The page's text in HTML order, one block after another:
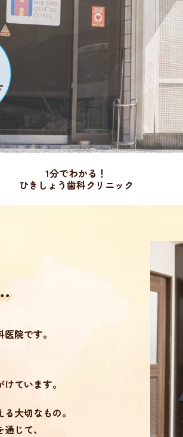
1分でわかる！
ひきしょう歯科クリニック
院です。
ています。
大切なもの。
じて、